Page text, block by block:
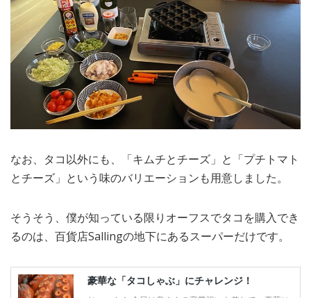
なお、タコ以外にも、「キムチとチーズ」と「プチトマト
とチーズ」という味のバリエーションも用意しました。
そうそう、僕が知っている限りオーフスでタコを購入でき
るのは、百貨店Sallingの地下にあるスーパーだけです。